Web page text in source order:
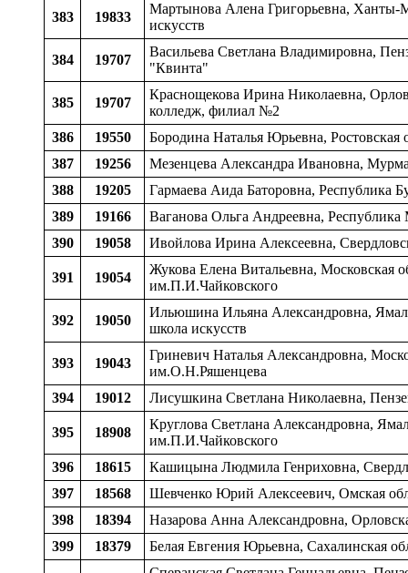
383 19833
Мартынова Алена Григорьевна,
искусств
384 19707
Васильева Светлана Владимировна,
"Квинта"
385 19707
Краснощекова Ирина Николаевна,
колледж, филиал №2
386
19550
Бородина Наталья Юрьевна,
387
19256
Мезенцева Александра Ивановна,
388
19205
Гармаева Аида Баторовна, Республика
389
19166
Ваганова Ольга Андреевна,
390
19058 Ивойлова Ирина Алексеевна,
391 19054
Жукова Елена Витальевна, Московская
им.П.И.Чайковского
392 19050
Ильюшина Ильяна Александровна,
школа искусств
393 19043
Гриневич Наталья Александровна,
им.О.Н.Ряшенцева
394
19012 Лисушкина Светлана Николаевна,
395 18908
Круглова Светлана Александровна,
им.П.И.Чайковского
396
18615
Кашицына Людмила Генриховна,
397
18568
Шевченко Юрий Алексеевич, Омская
398
18394
Назарова Анна Александровна,
399
18379
Белая Евгения Юрьевна, Сахалинская